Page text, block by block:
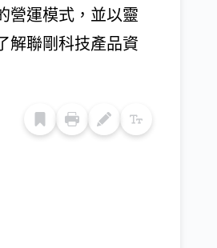
營運模式，並以靈
解聯剛科技產品資